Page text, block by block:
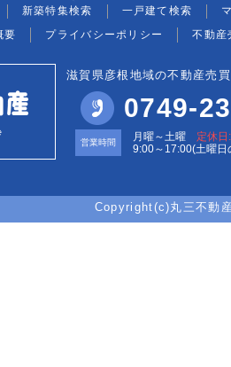
新築特集検索 一戸建て検索
要 プライバシーポリシー 不動産
滋賀県彦根地域の不動産売
0749-
営業時間 月曜～土曜 定休
9:00～17:00(土曜日
Copyright(c)丸三不動